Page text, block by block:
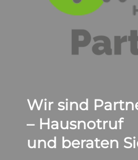
Wir sind
– Hausnotruf
und beraten